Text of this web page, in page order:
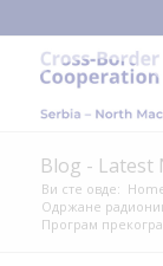
Blog - Latest
Ви сте овде:
Одржане
Програм